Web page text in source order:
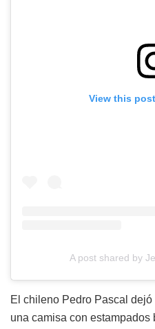
View this
A post shared by
El chileno Pedro Pascal
una camisa con